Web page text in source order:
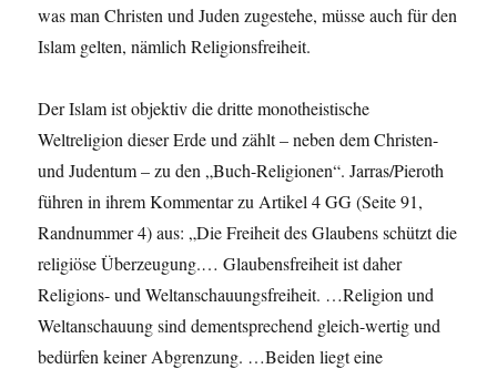
was man Christen und Juden zugestehe, müsse auch für den
Islam gelten, nämlich Religionsfreiheit.
Der Islam ist objektiv die dritte monotheistische
Weltreligion dieser Erde und zählt – neben dem Christen-
und Judentum – zu den „Buch-Religionen“. Jarras/Pieroth
führen in ihrem Kommentar zu Artikel 4 GG (Seite 91,
Randnummer 4) aus: „Die Freiheit des Glaubens schützt die
religiöse Überzeugung.… Glaubensfreiheit ist daher
Religions- und Weltanschauungsfreiheit. …Religion und
Weltanschauung sind dementsprechend gleich-wertig und
bedürfen keiner Abgrenzung. …Beiden liegt eine